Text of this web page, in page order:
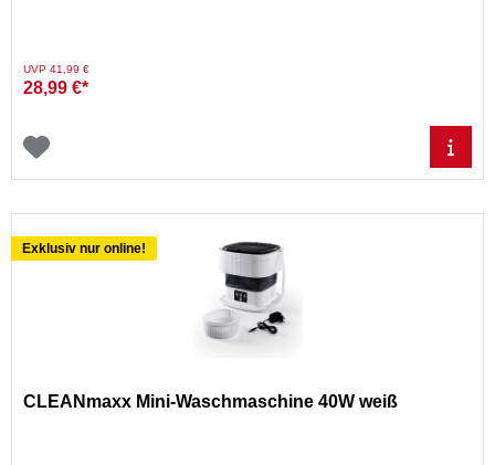
Preis reduziert von
UVP 41,99 €auf
28,99 €*
Exklusiv nur online!
CLEANmaxx Mini-Waschmaschine 40W weiß